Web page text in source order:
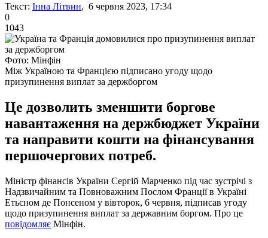
Текст: Інна Літвин, 6 червня 2023, 17:34
0
1043
Фото: Мінфін
Між Україною та Францією підписано угоду щодо
призупинення виплат за держборгом
Це дозволить зменшити боргове
навантаження на держбюджет України
та направити кошти на фінансування
першочергових потреб.
Міністр фінансів України Сергій Марченко під час зустрічі з
Надзвичайним та Повноважним Послом Франції в Україні
Етьєном де Понсеном у вівторок, 6 червня, підписав угоду
щодо призупинення виплат за державним боргом. Про це
повідомляє Мінфін.